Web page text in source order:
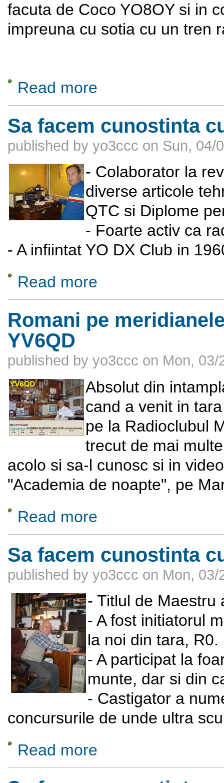
facuta de Coco YO8OY si in
impreuna cu sotia cu un tren
Read more
Sa facem cunostinta
published by yo3ccc on Sun, 04/
- Colaborator la
diverse articole
QTC si Diplome
- Foarte activ ca
- A infiintat YO DX Club in
Read more
Romani pe
YV6QD
published by yo3ccc on Mon, 03/
Absolut din
cand a venit in
pe la Radioclubul
trecut de mai
acolo si sa-l cunosc si in
"Academia de noapte", pe
Read more
Sa facem cunostinta
published by yo3ccc on Mon, 03/
- Titlul de Maestru
- A fost initiatorul
la noi din tara, R0.
- A participat la
munte, dar si din
- Castigator a
concursurile de unde ultra
Read more